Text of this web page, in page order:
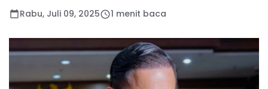
Rabu, Juli 09, 2025 1 menit baca